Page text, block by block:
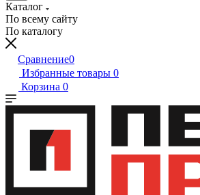
Каталог
По всему сайту
По каталогу
Сравнение0
Избранные товары 0
Корзина 0